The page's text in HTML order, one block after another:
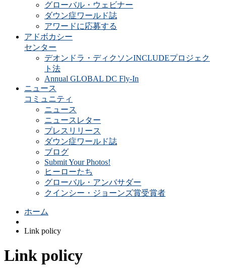
グローバル・ウェビナー
ダウン症ワールド誌
アワードに応募する
アドボカシー
センター
デオンドラ・ディクソンINCLUDEプロジェク
ト法
Annual GLOBAL DC Fly-In
ニュース
コミュニティ
ニュース
ニュースレター
プレスリリース
ダウン症ワールド誌
ブログ
Submit Your Photos!
ヒーローたち
グローバル・アンバサダー
クインシー・ジョーンズ賞受賞者
ホーム
Link policy
Link policy